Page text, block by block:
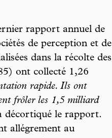
rapport annuel de
de perception et de
dans la récolte des
ont collecté 1,26
rapide. Ils ont
frôler les 1,5 milliard
décortiqué le rapport.
allégrement au